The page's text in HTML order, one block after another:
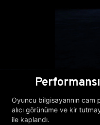
Oyuncu bilgisayarının
alıcı görünüme ve kir
ile kaplandı.